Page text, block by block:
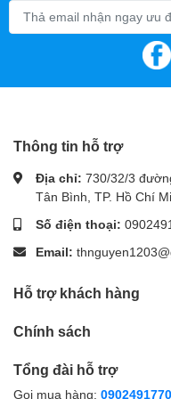
nhu cầu cơ
Với tốc độ đọc 500MB/s và
256G Patriot P210GB
nghiệm tốc độ xử lý dữ
phải chờ đợi.
Thông tin hỗ trợ
Địa chỉ: 730/32/3
Tân Bình, TP. Hồ Chí
Số điện thoại:
Email:
Hỗ trợ khách hàng
Chính sách
Tổng đài hỗ trợ
Gọi mua hàng: 0902491770